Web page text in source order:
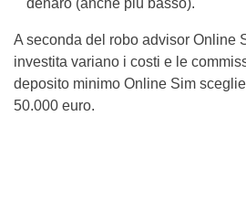
A seconda del robo advisor Online
investita variano i costi e le
deposito minimo Online Sim
50.000 euro.